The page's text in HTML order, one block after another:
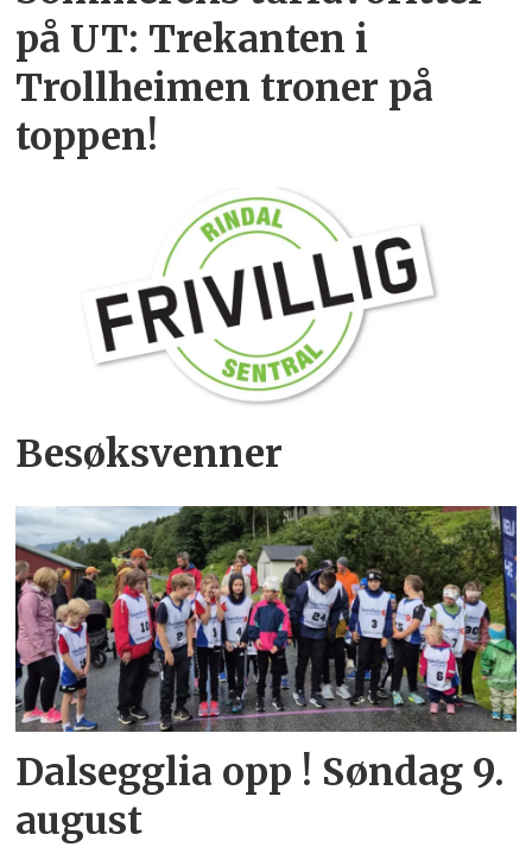
på UT: Trekanten i
Trollheimen troner på
toppen!
Besøksvenner
Dalsegglia opp ! Søndag 9.
august